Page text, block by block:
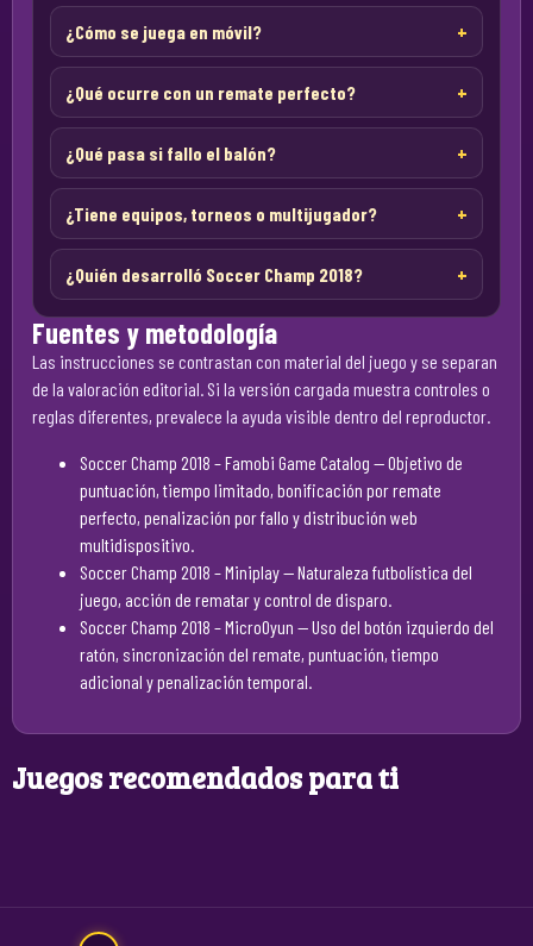
¿Cómo se juega en móvil?
¿Qué ocurre con un remate perfecto?
¿Qué pasa si fallo el balón?
¿Tiene equipos, torneos o multijugador?
¿Quién desarrolló Soccer Champ 2018?
Fuentes y metodología
Las instrucciones se contrastan con material del juego y se separan
de la valoración editorial. Si la versión cargada muestra controles o
reglas diferentes, prevalece la ayuda visible dentro del reproductor.
Soccer Champ 2018 – Famobi Game Catalog — Objetivo de
puntuación, tiempo limitado, bonificación por remate
perfecto, penalización por fallo y distribución web
multidispositivo.
Soccer Champ 2018 – Miniplay— Naturaleza futbolística del
juego, acción de rematar y control de disparo.
Soccer Champ 2018 – MicroOyun — Uso del botón izquierdo del
ratón, sincronización del remate, puntuación, tiempo
adicional y penalización temporal.
Juegos recomendados para ti